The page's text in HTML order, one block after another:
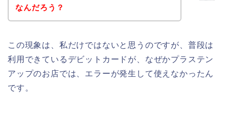
なんだろう？
この現象は、私だけではないと思うのですが、普段は
利用できているデビットカードが、なぜかプラステン
アップのお店では、エラーが発生して使えなかったん
です。